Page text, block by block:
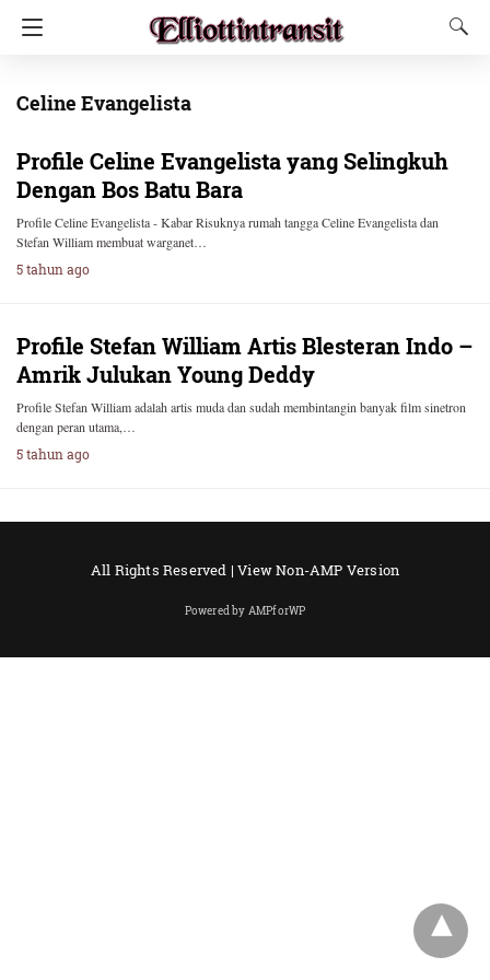
Celine Evangelista
Profile Celine Evangelista yang Selingkuh
Dengan Bos Batu Bara
Profile Celine Evangelista - Kabar Risuknya rumah tangga Celine Evangelista dan
Stefan William membuat warganet…
5 tahun ago
Profile Stefan William Artis Blesteran Indo –
Amrik Julukan Young Deddy
Profile Stefan William adalah artis muda dan sudah membintangin banyak film sinetron
dengan peran utama,…
5 tahun ago
All Rights Reserved |View Non-AMP Version
Powered by AMPforWP